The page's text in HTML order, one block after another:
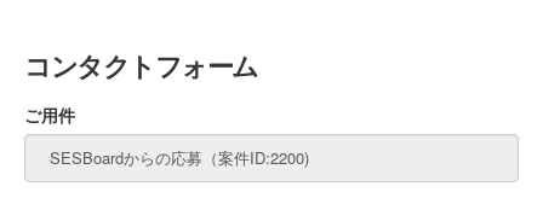
コンタクトフォーム
ご用件